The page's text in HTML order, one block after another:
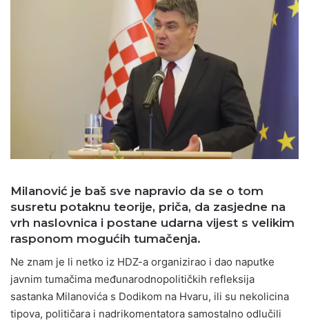
Milanović je baš sve napravio da se o tom
susretu potaknu teorije, priča, da zasjedne na
vrh naslovnica i postane udarna vijest s velikim
rasponom mogućih tumačenja.
Ne znam je li netko iz HDZ-a organizirao i dao naputke
javnim tumačima međunarodnopolitičkih refleksija
sastanka Milanovića s Dodikom na Hvaru, ili su nekolicina
tipova, političara i nadrikomentatora samostalno odlučili